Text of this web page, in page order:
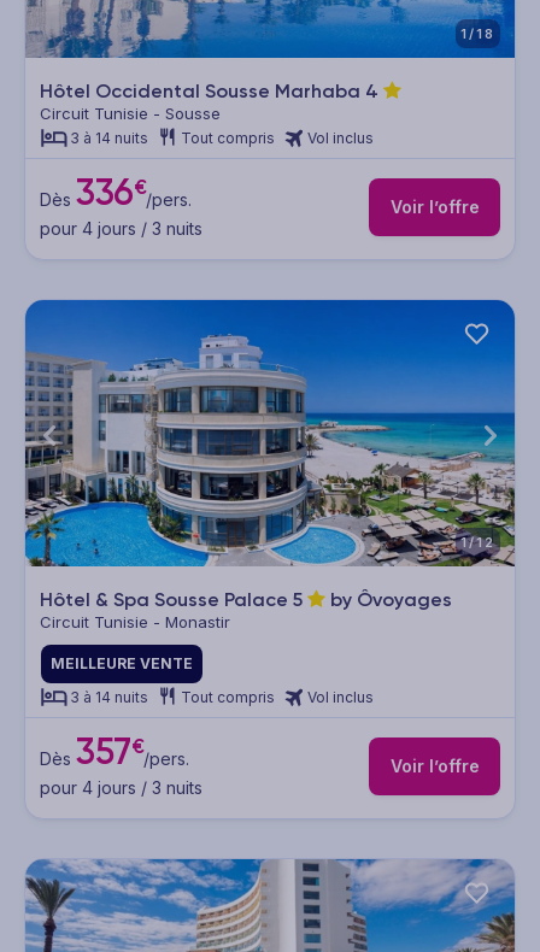
1/18
Hôtel Occidental Sousse Marhaba 4
Circuit Tunisie - Sousse
3 à 14 nuits Tout compris Vol inclus
Dès 336€/pers.
pour 4 jours / 3 nuits
Voir l’offre
1/12
Hôtel & Spa Sousse Palace 5 by Ôvoyages
Circuit Tunisie - Monastir
MEILLEURE VENTE
3 à 14 nuits
Tout compris Vol inclus
Dès 357€/pers.
pour 4 jours / 3 nuits
Voir l’offre